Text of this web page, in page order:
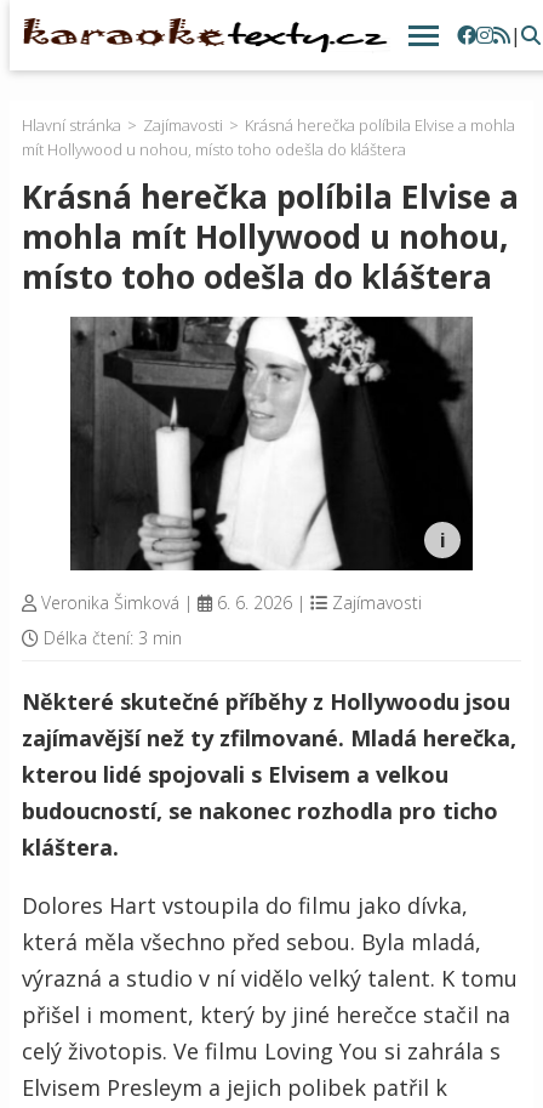
|
Hlavní stránka Zajímavosti
Krásná herečka políbila Elvise a mohla
mít Hollywood u nohou, místo toho odešla do kláštera
Krásná herečka políbila Elvise a
mohla mít Hollywood u nohou,
místo toho odešla do kláštera
Veronika Šimková | 6. 6. 2026 |
Zajímavosti
Délka čtení: 3 min
Některé skutečné příběhy z Hollywoodu jsou
zajímavější než ty zfilmované. Mladá herečka,
kterou lidé spojovali s Elvisem a velkou
budoucností, se nakonec rozhodla pro ticho
kláštera.
Dolores Hart vstoupila do filmu jako dívka,
která měla všechno před sebou. Byla mladá,
výrazná a studio v ní vidělo velký talent. K tomu
přišel i moment, který by jiné herečce stačil na
celý životopis. Ve filmu Loving You si zahrála s
Elvisem Presleym a jejich polibek patřil k